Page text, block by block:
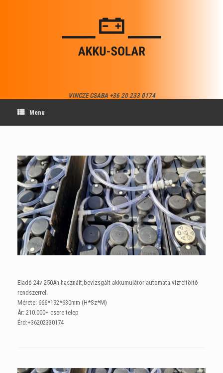
VINCZE CSABA +36 20 233 0174
Menu
Eladó 24v 250Ah használt,bevizsgált akkumulátor automata vízfeltöltő
rendszerrel.
Mérete: 666*192*630mm (H*Sz*M)
Ár: 210.000+ csere telep
Érd:+36202330174